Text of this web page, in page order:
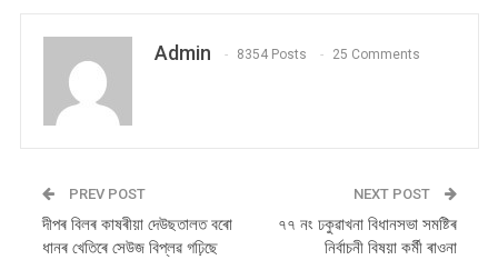
Admin 8354 Posts 25 Comments
PREV POST
দীপৰ বিলৰ কাষৰীয়া দেউছতালত বৰো
ধানৰ খেতিৰে সেউজ বিপ্লৱ গঢ়িছে
NEXT POST
৭৭ নং ঢকুৱাখনা বিধানসভা সমষ্টিৰ
নিৰ্বাচনী বিষয়া কৰ্মী ৰাওনা